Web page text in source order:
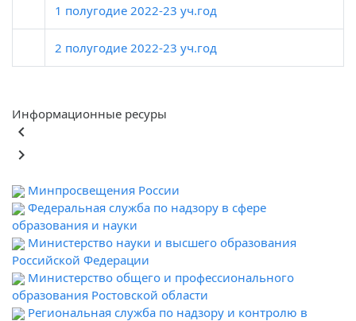
1 полугодие 2022-23 уч.год
2 полугодие 2022-23 уч.год
Информационные ресуры
keyboard_arrow_left
keyboard_arrow_right
Минпросвещения России
Федеральная служба по надзору в сфере
образования и науки
Министерство науки и высшего образования
Российской Федерации
Министерство общего и профессионального
образования Ростовской области
Региональная служба по надзору и контролю в